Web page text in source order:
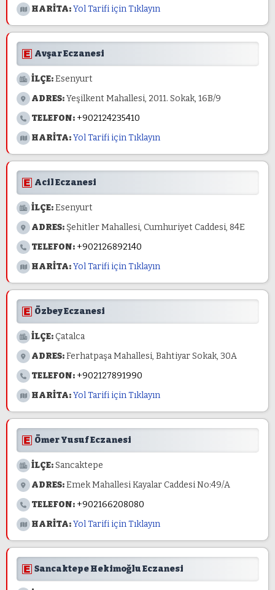
HARİTA:Yol Tarifi için Tıklayın
Avşar Eczanesi
İLÇE:Esenyurt
ADRES:Yeşilkent Mahallesi, 2011. Sokak, 16B/9
TELEFON: +902124235410
HARİTA:Yol Tarifi için Tıklayın
Acil Eczanesi
İLÇE:Esenyurt
ADRES: Şehitler Mahallesi, Cumhuriyet Caddesi, 84E
TELEFON: +902126892140
HARİTA:Yol Tarifi için Tıklayın
Özbey Eczanesi
İLÇE:Çatalca
ADRES:Ferhatpaşa Mahallesi, Bahtiyar Sokak, 30A
TELEFON: +902127891990
HARİTA:Yol Tarifi için Tıklayın
Ömer Yusuf Eczanesi
İLÇE:Sancaktepe
ADRES:Emek Mahallesi Kayalar Caddesi No:49/A
TELEFON: +902166208080
HARİTA:Yol Tarifi için Tıklayın
Sancaktepe Hekimoğlu Eczanesi